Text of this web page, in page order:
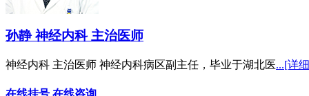
孙静 神经内科 主治医师
神经内科 主治医师 神经内科病区副主任，毕业于湖北医...[详
在线挂号 在线咨询